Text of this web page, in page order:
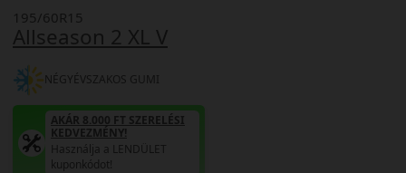
Allseason 2 XL V
195/60R15
NÉGYÉVSZAKOS GUMI
AKÁR 8.000 FT SZERELÉSI
KEDVEZMÉNY!
Használja a LENDÜLET
kuponkódot!